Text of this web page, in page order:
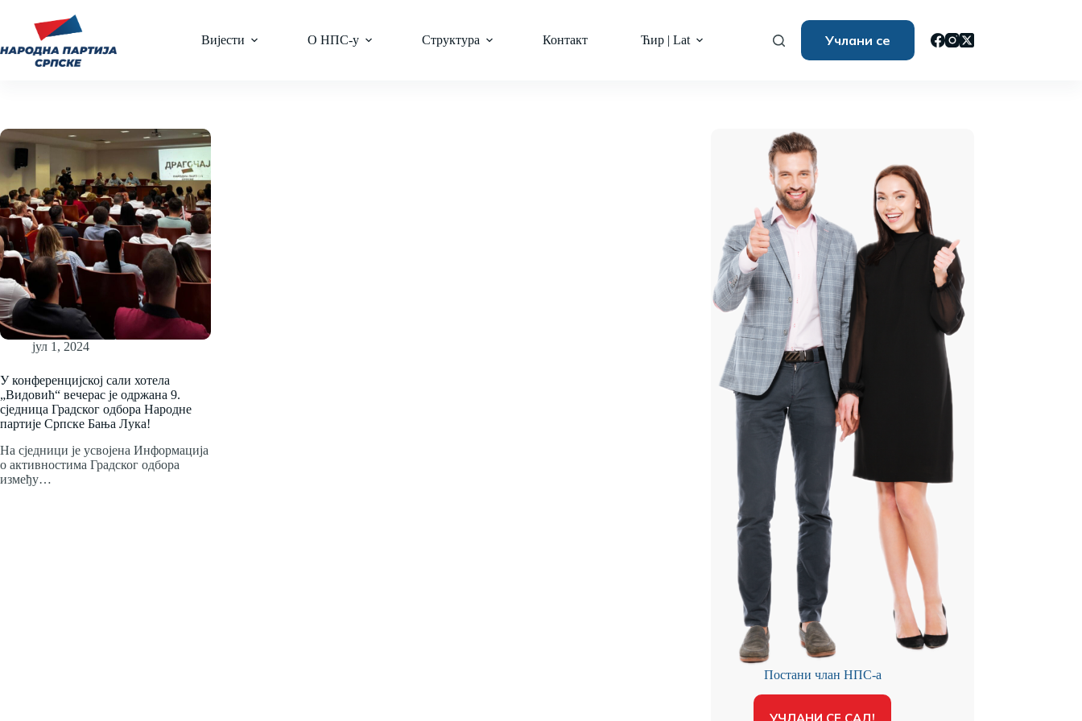
Вијести О НПС-у Структура Контакт Ћир | Lat Учлани се
јул 1, 2024
У конференцијској сали хотела
„Видовић“ вечерас је одржана 9.
сједница Градског одбора Народне
партије Српске Бања Лука!
На сједници је усвојена Информација
о активностима Градског одбора
између…
Постани члан НПС-а